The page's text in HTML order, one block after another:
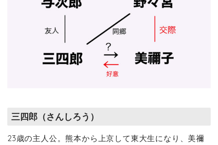
三四郎（さんしろう）
23歳の主人公。熊本から上京して東大生になり、美禰